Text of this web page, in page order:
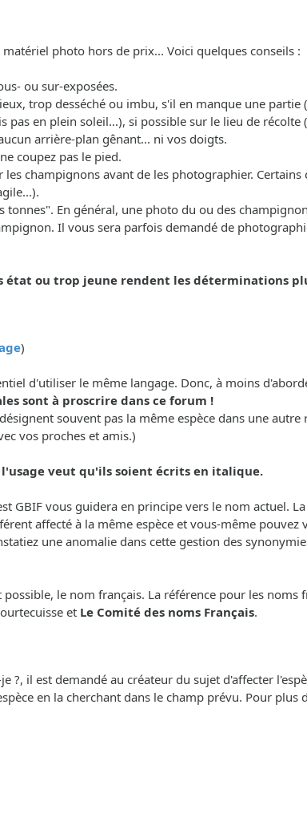
photo hors de prix... Voici quelques conseils :
ou sur-exposées.
trop desséché ou imbu, s'il en manque une partie
en plein soleil...), si possible sur le lieu de
arrière-plan gênant... ni vos doigts.
coupez pas le pied.
champignons avant de les photographier.
En général, une photo du ou des
Il vous sera parfois demandé de
ou trop jeune rendent les déterminations
)
d'utiliser le même langage. Donc, à moins
sont à proscrire dans ce forum !
souvent pas la même espèce dans une autre
vos proches et amis.)
veut qu'ils soient écrits en italique.
GBIF vous guidera en principe vers le nom actuel.
affecté à la même espèce et vous-même
une anomalie dans cette gestion des
le nom français. La référence pour les noms
et Le Comité des noms Français.
il est demandé au créateur du sujet d'affecter
en la cherchant dans le champ prévu. Pour plus